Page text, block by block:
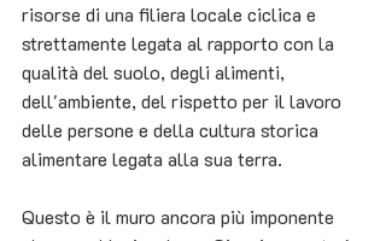
risorse di una filiera locale ciclica e
strettamente legata al rapporto con la
qualità del suolo, degli alimenti,
dell'ambiente, del rispetto per il lavoro
delle persone e della cultura storica
alimentare legata alla sua terra.
Questo è il muro ancora più imponente